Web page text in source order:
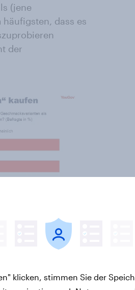
(jene
häufigsten, dass es
der
klicken, stimmen Sie der